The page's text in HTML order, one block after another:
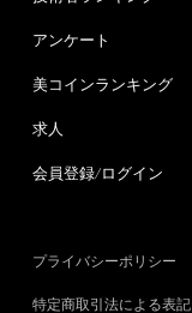
アンケート
美コインランキング
求人
会員登録/ログイン
プライバシーポリシー
特定商取引法による表記